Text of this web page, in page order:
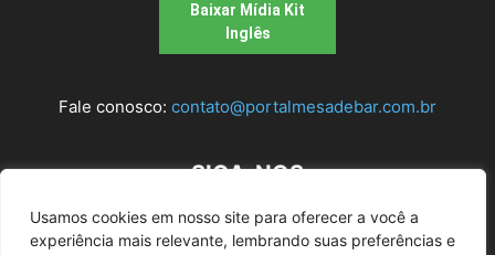
Usamos cookies em nosso site para oferecer a você a
experiência mais relevante, lembrando suas preferências e
Baixar Mídia Kit
Inglês
Fale conosco: contato@portalmesadebar.com.br
SIGA-NOS